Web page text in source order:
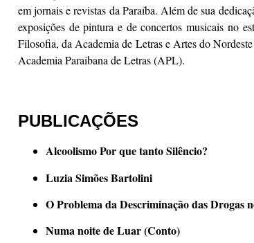
em jornais e revistas da Paraíba. Além de sua
exposições de pintura e de concertos musicais no
Filosofia, da Academia de Letras e Artes do
Academia Paraibana de Letras (APL).
PUBLICAÇÕES
Alcoolismo Por que tanto Silêncio?
Luzia Simões Bartolini
O Problema da Descriminação das Drogas
Numa noite de Luar (Conto)